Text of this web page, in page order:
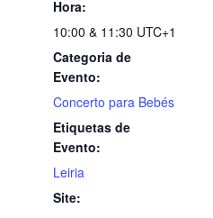
Hora:
10:00 & 11:30 UTC+1
Categoria de
Evento:
Concerto para Bebés
Etiquetas de
Evento:
Leiria
Site: